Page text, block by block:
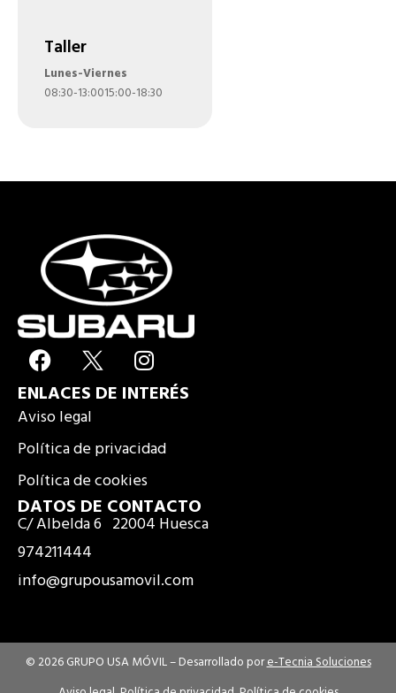
Taller
Lunes-Viernes
08:30-13:0015:00-18:30
F
a
c
e
b
o
o
k
I
n
s
a
g
r
a
m
ENLACES DE INTERÉS
Aviso legal
Política de privacidad
Política de cookies
DATOS DE CONTACTO
C/ Albelda 6 22004 Huesca
974211444
info@grupousamovil.com
© 2026 GRUPO USA MÓVIL – Desarrollado pore-Tecnia Soluciones